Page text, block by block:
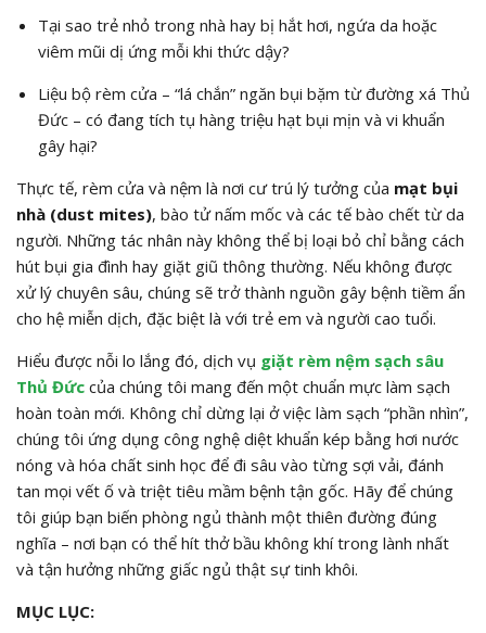
Tại sao trẻ nhỏ trong nhà hay bị hắt hơi, ngứa da hoặc
viêm mũi dị ứng mỗi khi thức dậy?
Liệu bộ rèm cửa – “lá chắn” ngăn bụi bặm từ đường xá Thủ
Đức – có đang tích tụ hàng triệu hạt bụi mịn và vi khuẩn
gây hại?
Thực tế, rèm cửa và nệm là nơi cư trú lý tưởng của mạt bụi
nhà (dust mites), bào tử nấm mốc và các tế bào chết từ da
người. Những tác nhân này không thể bị loại bỏ chỉ bằng cách
hút bụi gia đình hay giặt giũ thông thường. Nếu không được
xử lý chuyên sâu, chúng sẽ trở thành nguồn gây bệnh tiềm ẩn
cho hệ miễn dịch, đặc biệt là với trẻ em và người cao tuổi.
Hiểu được nỗi lo lắng đó, dịch vụ giặt rèm nệm sạch sâu
Thủ Đức của chúng tôi mang đến một chuẩn mực làm sạch
hoàn toàn mới. Không chỉ dừng lại ở việc làm sạch “phần nhìn”,
chúng tôi ứng dụng công nghệ diệt khuẩn kép bằng hơi nước
nóng và hóa chất sinh học để đi sâu vào từng sợi vải, đánh
tan mọi vết ố và triệt tiêu mầm bệnh tận gốc. Hãy để chúng
tôi giúp bạn biến phòng ngủ thành một thiên đường đúng
nghĩa – nơi bạn có thể hít thở bầu không khí trong lành nhất
và tận hưởng những giấc ngủ thật sự tinh khôi.
MỤC LỤC: